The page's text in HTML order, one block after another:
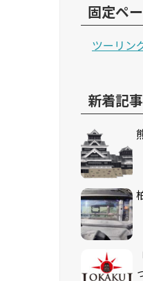
固定ペ
ツーリン
新着記事